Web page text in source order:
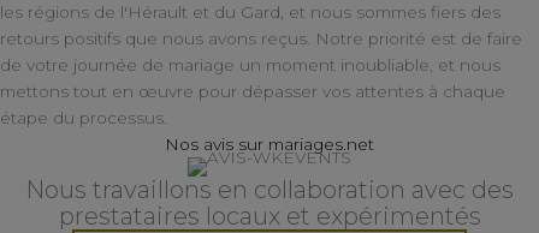
les régions de l'Hérault et du Gard, et nous sommes fiers des
retours positifs que nous avons reçus. Notre priorité est de faire
de votre journée de mariage un moment inoubliable, et nous
mettons tout en œuvre pour dépasser vos attentes à chaque
étape du processus.
Nos avis sur mariages.net
Nous travaillons en collaboration avec des
prestataires locaux et expérimentés